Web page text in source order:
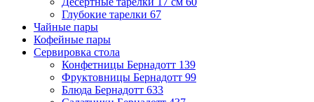
Глубокие тарелки 67
Чайные пары
Кофейные пары
Сервировка стола
Конфетницы Бернадотт 139
Фруктовницы Бернадотт 99
Блюда Бернадотт 633